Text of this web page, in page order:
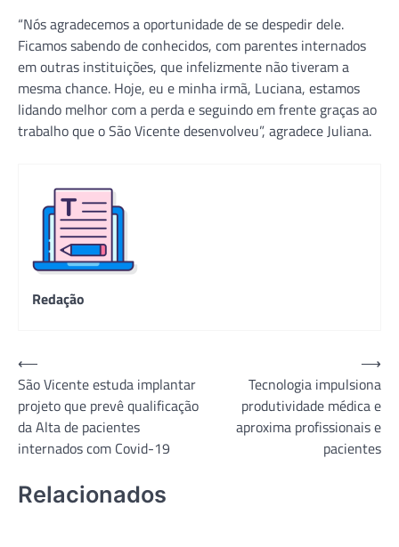
“Nós agradecemos a oportunidade de se despedir dele.
Ficamos sabendo de conhecidos, com parentes internados
em outras instituições, que infelizmente não tiveram a
mesma chance. Hoje, eu e minha irmã, Luciana, estamos
lidando melhor com a perda e seguindo em frente graças ao
trabalho que o São Vicente desenvolveu”, agradece Juliana.
Redação
Navegação
de
Post
⟵
São Vicente estuda implantar
projeto que prevê qualificação
da Alta de pacientes
internados com Covid-19
Tecnologia impulsiona
produtividade médica e
aproxima profissionais e
pacientes
⟶
Relacionados